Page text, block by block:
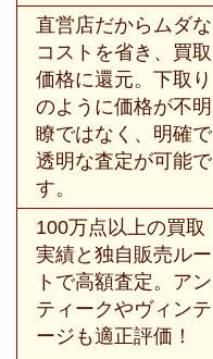
直営店だからムダな
コストを省き、買取
価格に還元。下取り
のように価格が不明
瞭ではなく、明確で
透明な査定が可能で
す。
100万点以上の買取
実績と独自販売ルー
トで高額査定。アン
ティークやヴィンテ
ージも適正評価！